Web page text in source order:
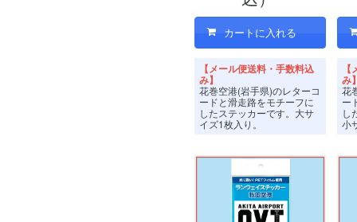
【メール便送料・手数料込
み】
花巻空港(岩手県)のレターコ
ードと滑走路をモチーフに
したステッカーです。 大サ
イズ1枚入り。
み
花
ー
し
小